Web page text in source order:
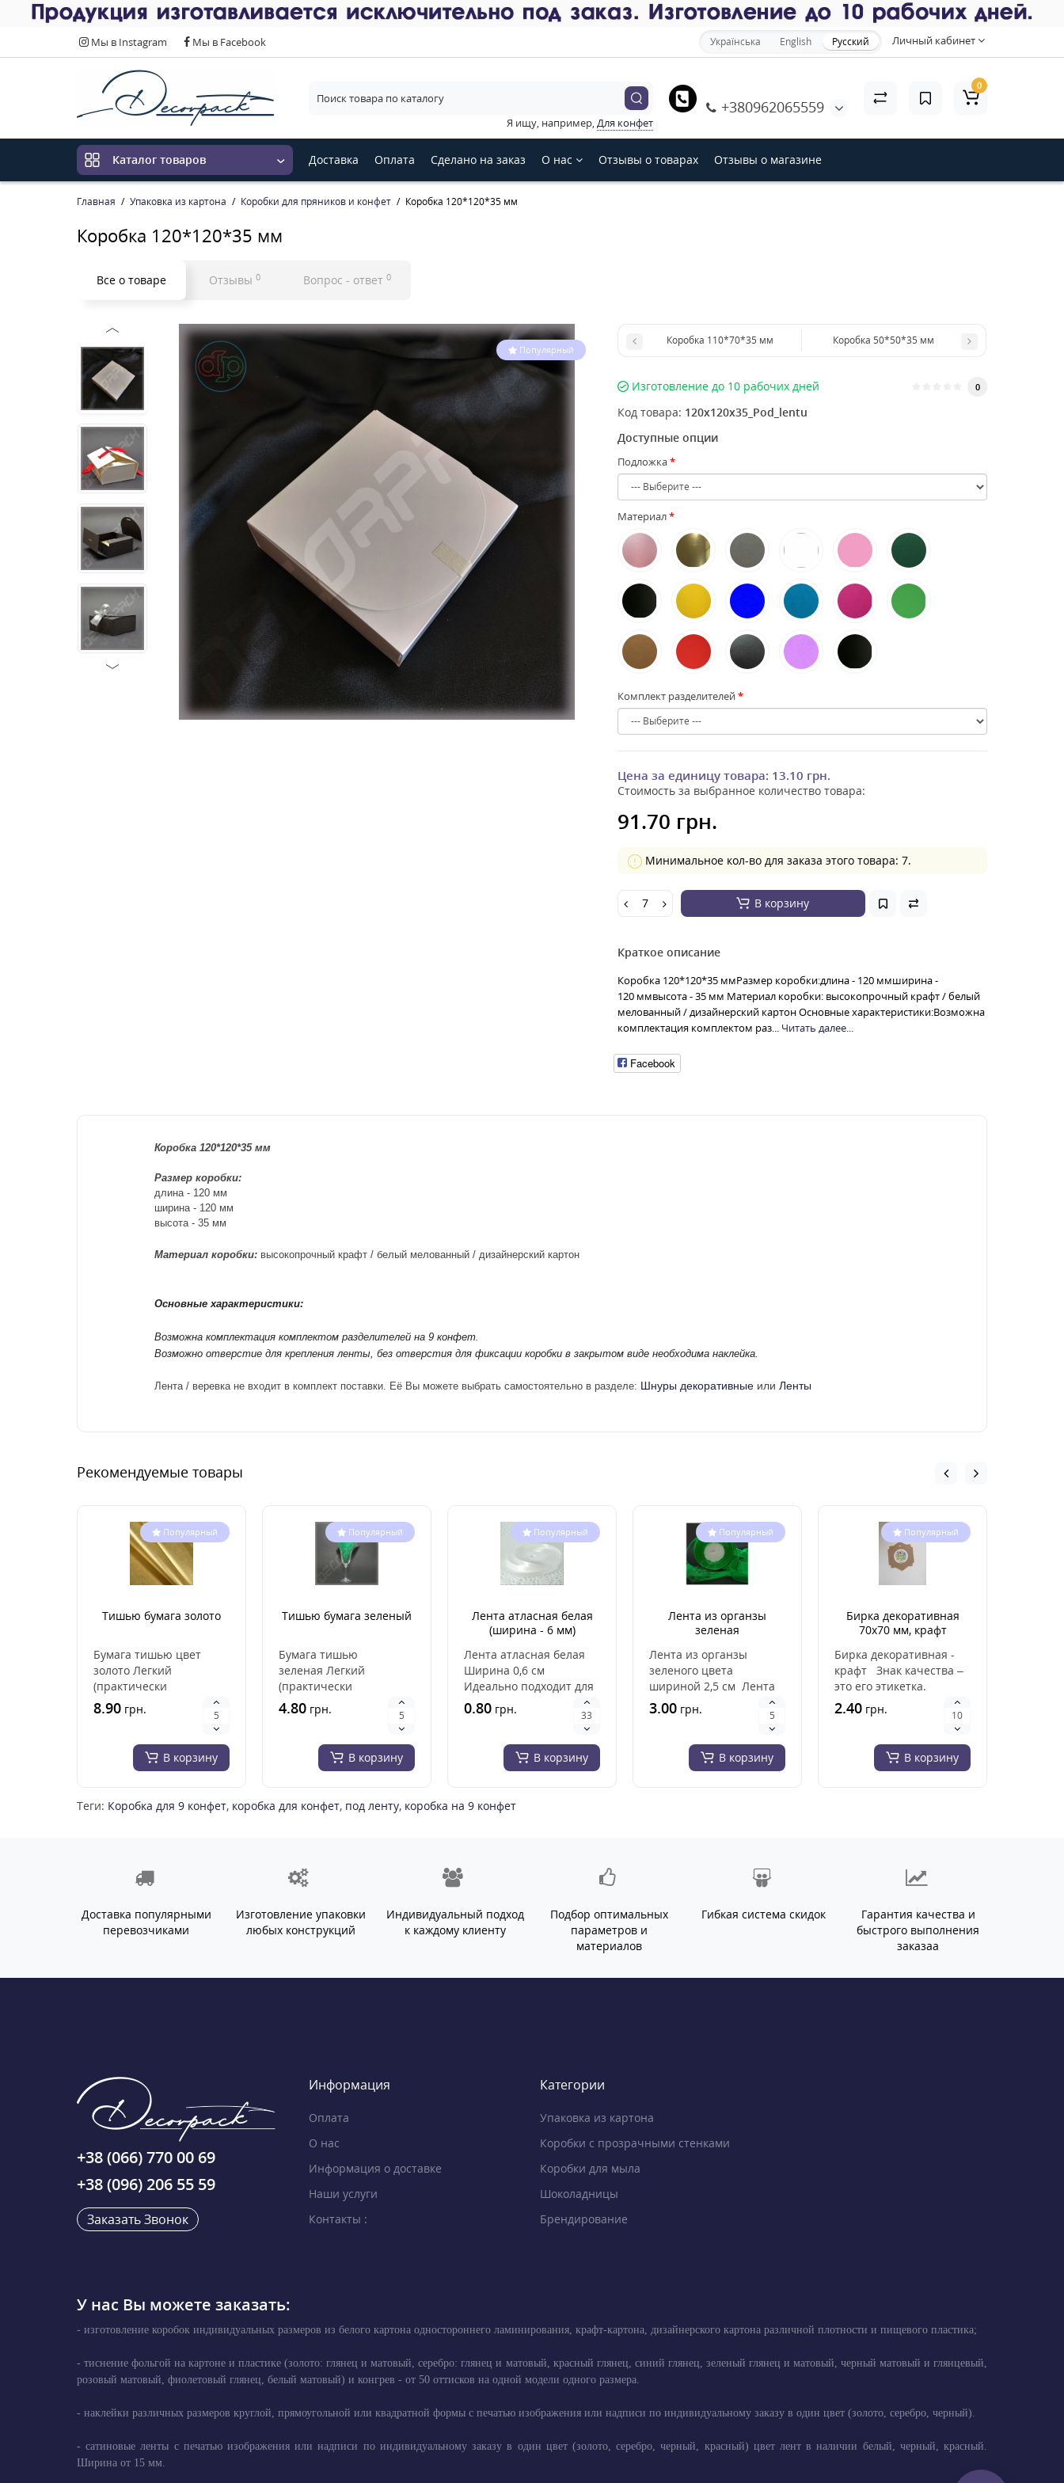
Мы в Instagram Мы в Facebook Личный кабинет
Українська English Русский
+380962065559
Я ищу, например,Для конфет
0
Каталог товаров Доставка Оплата Сделано на заказ О нас Отзывы о товарах Отзывы о магазине
Главная Упаковка из картона Коробки для пряников и конфет Коробка 120*120*35 мм
Коробка 120*120*35 мм
×
Все о товаре Отзывы 0 Вопрос - ответ 0
Популярный
Коробка 110*70*35 мм Коробка 50*50*35 мм
Изготовление до 10 рабочих дней 0
Код товара: 120х120х35_Pod_lentu
Доступные опции
Подложка
Материал
Комплект разделителей
Цена за единицу товара: 13.10 грн.
Стоимость за выбранное количество товара:
91.70 грн.
Минимальное кол-во для заказа этого товара: 7.
В корзину
Краткое описание
Коробка 120*120*35 ммРазмер коробки:длина - 120 ммширина -
120 ммвысота - 35 мм Материал коробки: высокопрочный крафт / белый
мелованный / дизайнерский картон Основные характеристики:Возможна
комплектация комплектом раз... Читать далее...
Facebook
Коробка 120*120*35 мм
Размер коробки:
длина - 120 мм
ширина - 120 мм
высота - 35 мм
Материал коробки: высокопрочный крафт / белый мелованный / дизайнерскийкартон
Основные характеристики:
Возможна комплектация комплектом разделителей на 9 конфет.
Возможно отверстие для крепления ленты, без отверстия для фиксации коробки в закрытом виде необходима наклейка.
Лента / веревка не входит в комплект поставки. Её Вы можете выбрать самостоятельно в разделе: Шнуры декоративные илиЛенты
Рекомендуемые товары
Популярный
Тишью бумага золото
Бумага тишью цвет
золото Легкий
(практически
невесомый), материал
высокого качества.
8.90 грн.
В корзину
Популярный
Тишью бумага зеленый
Бумага тишью
зеленая Легкий
(практически
невесомый), материал
высокого качества.
4.80 грн.
В корзину
Популярный
Лента атласная белая
(ширина - 6 мм)
Лента атласная белая
Ширина 0,6 см
Идеально подходит для
вышивки, вязания
лентами, для аксессу..
0.80 грн.
В корзину
Популярный
Лента из органзы
зеленая
Лента из органзы
зеленого цвета
шириной 2,5 см Лента
из органзы изготовлена
из высококачеств..
3.00 грн.
В корзину
Популярный
Бирка декоративная
70x70 мм, крафт
Бирка декоративная -
крафт Знак качества –
это его этикетка.
Психология человека
такова..
2.40 грн.
В корзину
Теги: Коробка для 9 конфет, коробка для конфет, под ленту, коробка на 9 конфет
Доставка популярными
перевозчиками
Изготовление упаковки
любых конструкций
Индивидуальный подход
к каждому клиенту
Подбор оптимальных
параметров и
материалов
Гибкая система скидок
Гарантия качества и
быстрого выполнения
заказаа
+38 (066) 770 00 69
+38 (096) 206 55 59
Заказать Звонок
Информация
Оплата
О нас
Информация о доставке
Наши услуги
Контакты :
Категории
Упаковка из картона
Коробки с прозрачными стенками
Коробки для мыла
Шоколадницы
Брендирование
У нас Вы можете заказать:
- изготовление коробок индивидуальных размеров из белого картона одностороннего ламинирования, крафт-картона, дизайнерского картона различной плотности и пищевого пластика;
- тиснение фольгой на картоне и пластике (золото: глянец и матовый, серебро: глянец и матовый, красный глянец, синий глянец, зеленый глянец и матовый, черный матовый и глянцевый,
розовый матовый, фиолетовый глянец, белый матовый) и конгрев - от 50 оттисков на одной модели одного размера.
- наклейки различных размеров круглой, прямоугольной или квадратной формы с печатью изображения или надписи по индивидуальному заказу в один цвет (золото, серебро, черный).
- сатиновые ленты с печатью изображения или надписи по индивидуальному заказу в один цвет (золото, серебро, черный, красный) цвет лент в наличии белый, черный, красный.
Ширина от 15 мм.